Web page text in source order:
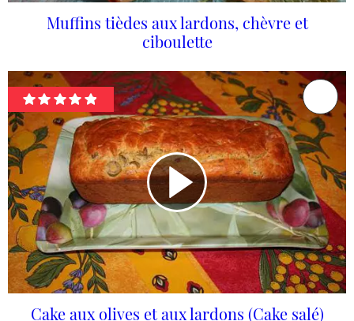
Muffins tièdes aux lardons, chèvre et
ciboulette
Cake aux olives et aux lardons (Cake salé)